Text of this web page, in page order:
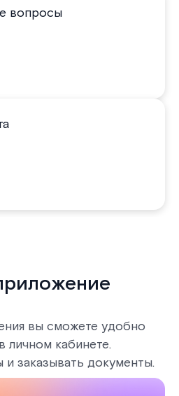
вопросы
вы сможете удобно
личном кабинете.
заказывать документы.